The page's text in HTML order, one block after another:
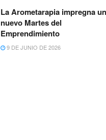
La Arometarapia impregna un
nuevo Martes del
Emprendimiento
9 DE JUNIO DE 2026